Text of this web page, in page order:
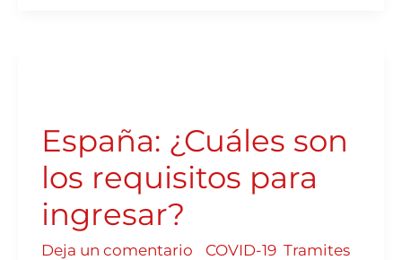
España: ¿Cuáles son
los requisitos para
ingresar?
Deja un comentario COVID-19, Tramites,
PARA
INGRESAR?